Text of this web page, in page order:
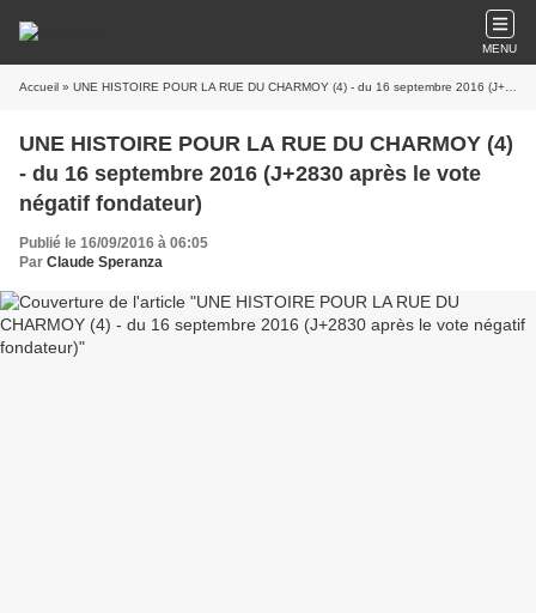
MENU
Accueil » UNE HISTOIRE POUR LA RUE DU CHARMOY (4) - du 16 septembre 2016 (J+2830 après le vote négatif fondateur)
UNE HISTOIRE POUR LA RUE DU CHARMOY (4)
- du 16 septembre 2016 (J+2830 après le vote
négatif fondateur)
Publié le 16/09/2016 à 06:05
Par Claude Speranza